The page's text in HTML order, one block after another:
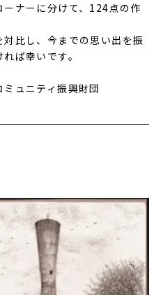
ナーに分けて、124点の作
比し、今までの思い出を振
ば幸いです。
ュニティ振興財団